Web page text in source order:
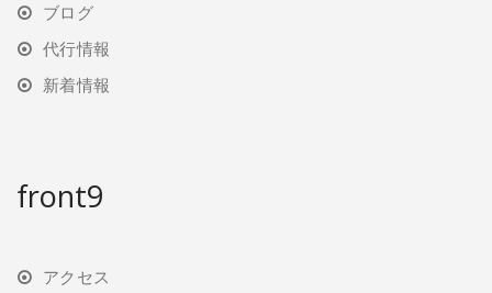
ブログ
代行情報
新着情報
front9
アクセス